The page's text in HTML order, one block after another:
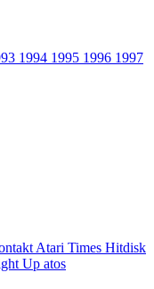
1994 1995 1996 1997
Atari Times Hitdisk
Up atos